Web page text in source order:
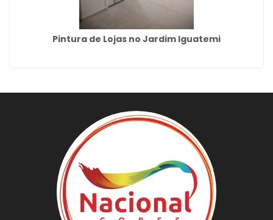
Pintura de Lojas no Jardim Iguatemi